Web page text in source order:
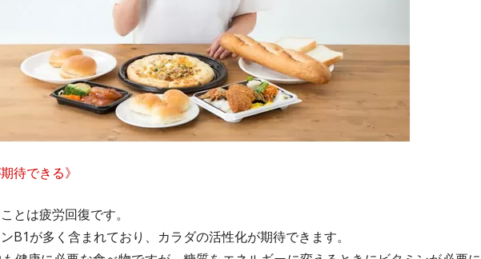
待できる》
とは疲労回復です。
B1が多く含まれており、カラダの活性化が期待できます。